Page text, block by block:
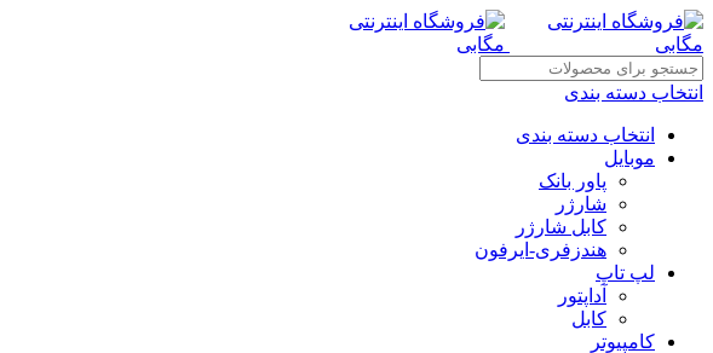
انتخاب دسته بندی
انتخاب دسته بندی
موبایل
پاور بانک
شارژر
کابل شارژر
هندزفری-ایرفون
لپ تاپ
آداپتور
کابل
کامپیوتر